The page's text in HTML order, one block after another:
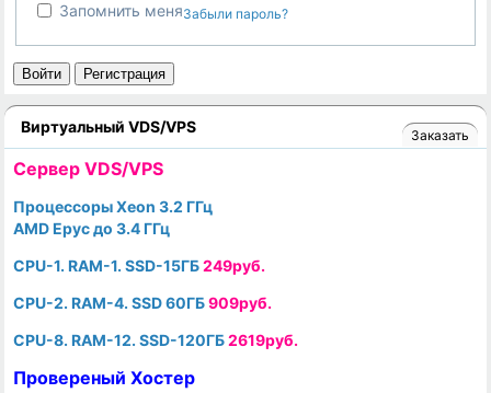
Запомнить меняЗабыли пароль?
Войти Регистрация
Виртуальный VDS/VPS Заказать
Cервер VDS/VPS
Процессоры Xeon 3.2 ГГц
AMD Epyc до 3.4 ГГц
CPU-1. RAM-1. SSD-15ГБ249руб.
CPU-2. RAM-4. SSD 60ГБ909руб.
CPU-8. RAM-12. SSD-120ГБ2619руб.
Провереный Хостер